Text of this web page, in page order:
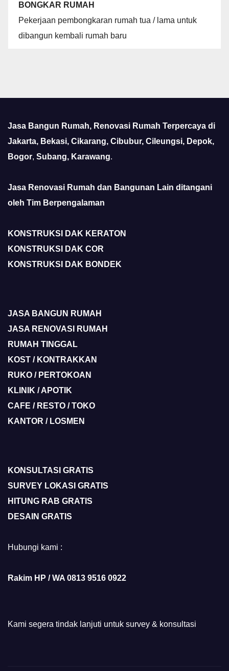
BONGKAR RUMAH
Pekerjaan pembongkaran rumah tua / lama untuk
dibangun kembali rumah baru
Jasa Bangun Rumah, Renovasi Rumah Terpercaya di
Jakarta, Bekasi, Cikarang, Cibubur, Cileungsi, Depok,
Bogor, Subang, Karawang.
Jasa Renovasi Rumah dan Bangunan Lain ditangani
oleh Tim Berpengalaman
KONSTRUKSI DAK KERATON
KONSTRUKSI DAK COR
KONSTRUKSI DAK BONDEK
JASA BANGUN RUMAH
JASA RENOVASI RUMAH
RUMAH TINGGAL
KOST / KONTRAKKAN
RUKO / PERTOKOAN
KLINIK / APOTIK
CAFE / RESTO / TOKO
KANTOR / LOSMEN
KONSULTASI GRATIS
SURVEY LOKASI GRATIS
HITUNG RAB GRATIS
DESAIN GRATIS
Hubungi kami :
Rakim HP / WA 0813 9516 0922
Kami segera tindak lanjuti untuk survey & konsultasi